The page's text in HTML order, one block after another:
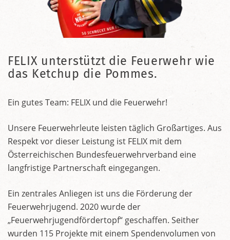
FELIX unterstützt die Feuerwehr wie
das Ketchup die Pommes.
Ein gutes Team: FELIX und die Feuerwehr!
Unsere Feuerwehrleute leisten täglich Großartiges. Aus
Respekt vor dieser Leistung ist FELIX mit dem
Österreichischen Bundesfeuerwehrverband eine
langfristige Partnerschaft eingegangen.
Ein zentrales Anliegen ist uns die Förderung der
Feuerwehrjugend. 2020 wurde der
„Feuerwehrjugendfördertopf“ geschaffen. Seither
wurden 115 Projekte mit einem Spendenvolumen von